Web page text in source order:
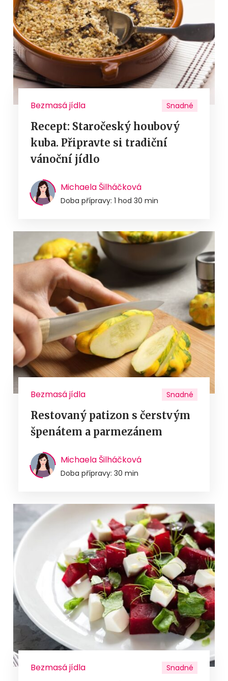
Bezmasá jídla Snadné
Recept: Staročeský houbový
kuba. Připravte si tradiční
vánoční jídlo
Michaela Šilháčková
Doba přípravy: 1 hod 30 min
Bezmasá jídla Snadné
Restovaný patizon s čerstvým
špenátem a parmezánem
Michaela Šilháčková
Doba přípravy: 30 min
Bezmasá jídla Snadné